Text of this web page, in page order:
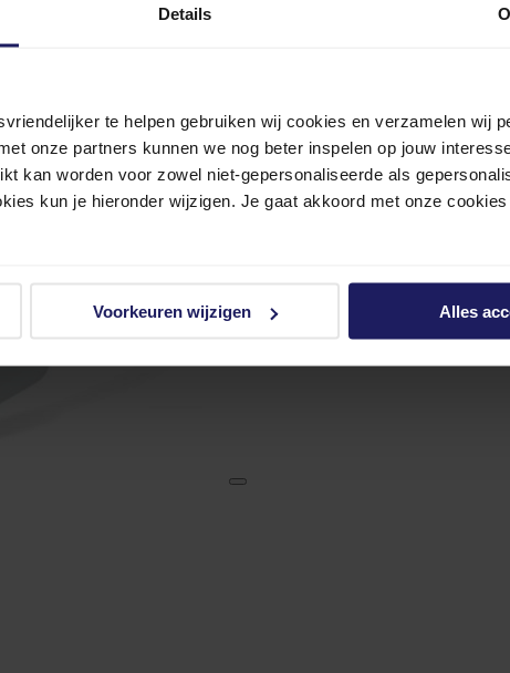
Details
te helpen gebruiken wij cookies en verzamelen wij
onze partners kunnen we nog beter inspelen op jouw
kan worden voor zowel niet-gepersonaliseerde als
kun je hieronder wijzigen. Je gaat akkoord met onze
Voorkeuren wijzigen Alles